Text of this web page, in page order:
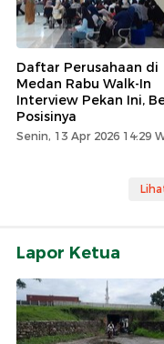
Daftar Perusahaan di
Medan Rabu Walk-In
Interview Pekan Ini,
Posisinya
Senin, 13 Apr 2026 14:29
Lapor Ketua